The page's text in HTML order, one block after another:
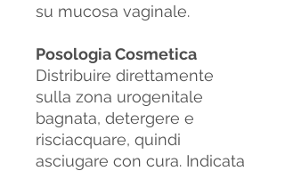
su mucosa vaginale.
Posologia Cosmetica
Distribuire direttamente
sulla zona urogenitale
bagnata, detergere e
risciacquare, quindi
asciugare con cura. Indicata